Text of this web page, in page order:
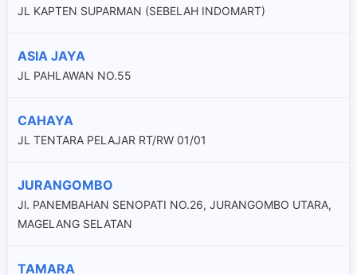
JL KAPTEN SUPARMAN (SEBELAH INDOMART)
ASIA JAYA
JL PAHLAWAN NO.55
CAHAYA
JL TENTARA PELAJAR RT/RW 01/01
JURANGOMBO
Jl. PANEMBAHAN SENOPATI NO.26, JURANGOMBO UTARA,
MAGELANG SELATAN
TAMARA